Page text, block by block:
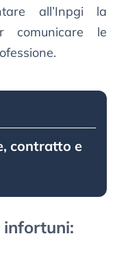
all’Inpgi la
comunicare le
contratto e
infortuni: